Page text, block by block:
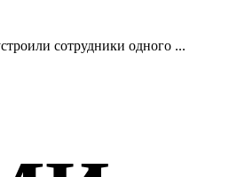
сотрудники одного ...